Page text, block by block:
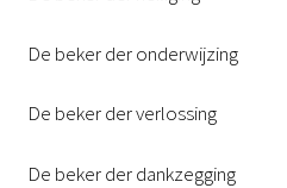
De beker der onderwijzing
De beker der verlossing
De beker der dankzegging